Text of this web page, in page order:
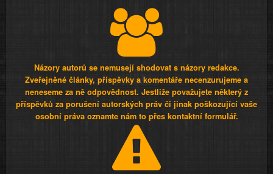
Názory autorů se nemusejí shodovat s názory redakce.
Zveřejněné články, příspěvky a komentáře necenzurujeme a
neneseme za ně odpovědnost. Jestliže považujete některý z
příspěvků za porušení autorských práv či jinak poškozující vaše
osobní práva oznamte nám to přes kontaktní formulář.